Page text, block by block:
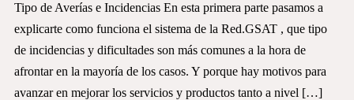
Tipo de Averías e Incidencias En esta primera parte pasamos a
explicarte como funciona el sistema de la Red.GSAT , que tipo
de incidencias y dificultades son más comunes a la hora de
afrontar en la mayoría de los casos. Y porque hay motivos para
avanzar en mejorar los servicios y productos tanto a nivel […]